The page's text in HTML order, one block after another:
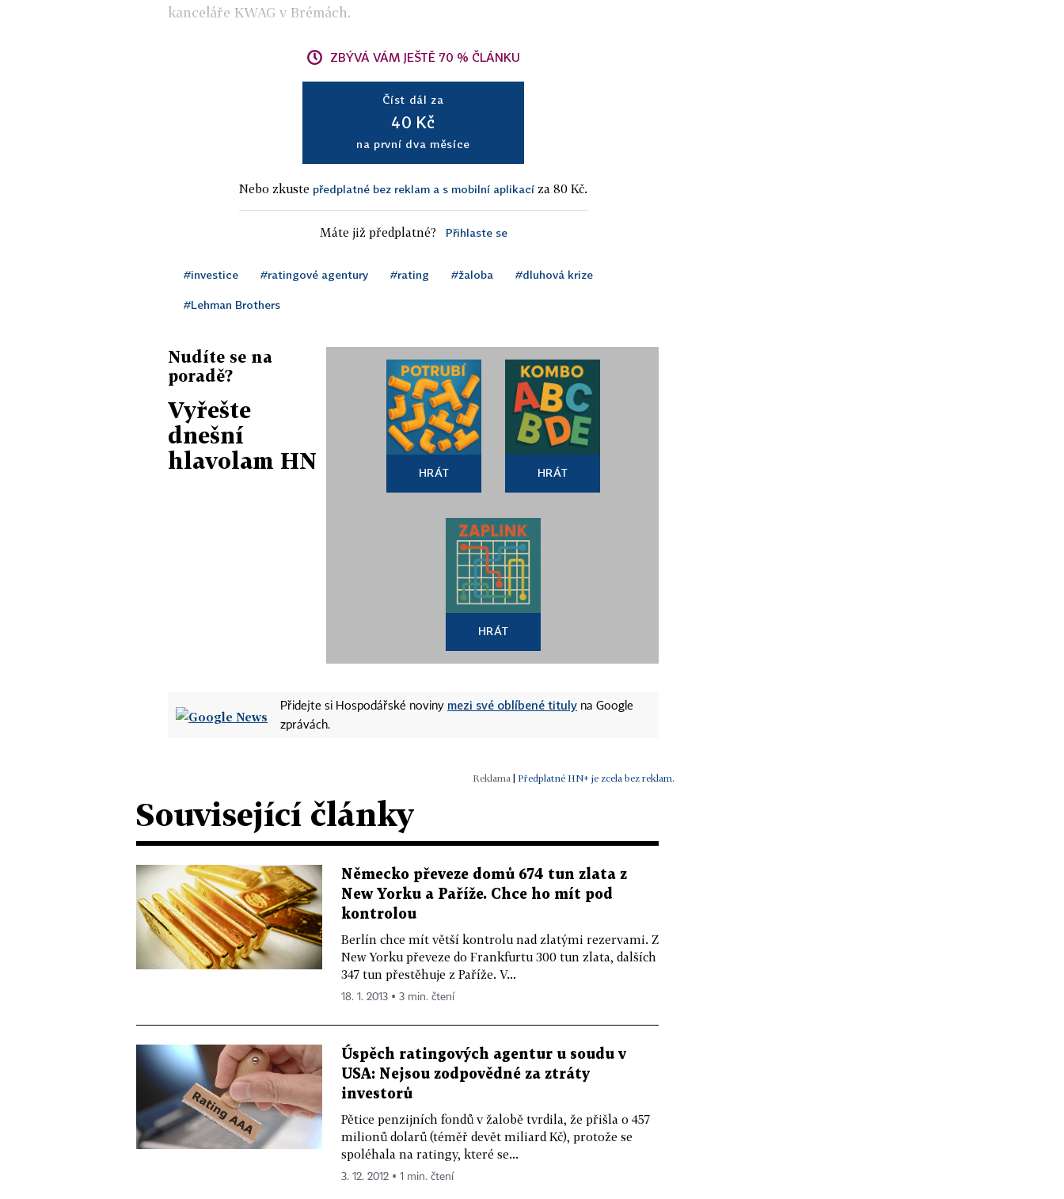
kanceláře KWAG v Brémách.
ZBÝVÁ VÁM JEŠTĚ 70 % ČLÁNKU
Číst dál za
40 Kč
na první dva měsíce
Nebo zkuste předplatné bez reklam a s mobilní aplikací za 80 Kč.
Máte již předplatné? Přihlaste se
#investice #ratingové agentury #rating #žaloba #dluhová krize
#Lehman Brothers
Nudíte se na
poradě?
Vyřešte
dnešní
hlavolam HN
HRÁT HRÁT
HRÁT
Přidejte si Hospodářské noviny mezi své oblíbené tituly na Google
zprávách.
| Předplatné HN+ je zcela bez reklam.
Související články
Německo převeze domů 674 tun zlata z
New Yorku a Paříže. Chce ho mít pod
kontrolou
Berlín chce mít větší kontrolu nad zlatými rezervami. Z
New Yorku převeze do Frankfurtu 300 tun zlata, dalších
347 tun přestěhuje z Paříže. V...
18. 1. 2013 ▪ 3 min. čtení
Úspěch ratingových agentur u soudu v
USA: Nejsou zodpovědné za ztráty
investorů
Pětice penzijních fondů v žalobě tvrdila, že přišla o 457
milionů dolarů (téměř devět miliard Kč), protože se
spoléhala na ratingy, které se...
3. 12. 2012 ▪ 1 min. čtení